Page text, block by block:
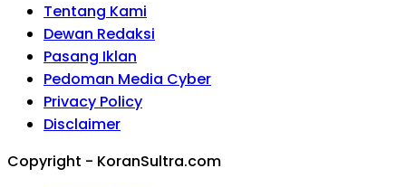
Tentang Kami
Dewan Redaksi
Pasang Iklan
Pedoman Media Cyber
Privacy Policy
Disclaimer
Copyright - KoranSultra.com